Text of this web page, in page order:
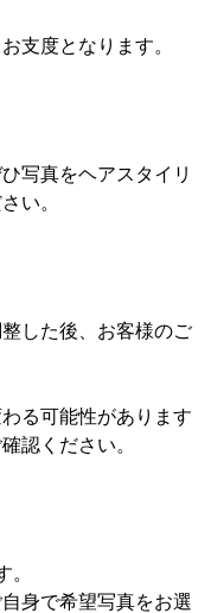
支度となります。
写真をヘアスタイリ
い。
した後、お客様のご
る可能性があります
認ください。
。
身で希望写真をお選